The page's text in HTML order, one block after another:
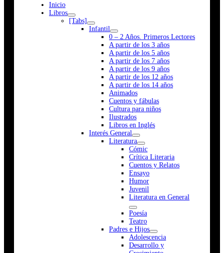
Inicio
Libros
[Tabs]
Infantil
0 – 2 Años. Primeros Lectores
A partir de los 3 años
A partir de los 5 años
A partir de los 7 años
A partir de los 9 años
A partir de los 12 años
A partir de los 14 años
Animados
Cuentos y fábulas
Cultura para niños
Ilustrados
Libros en Inglés
Interés General
Literatura
Cómic
Crítica Literaria
Cuentos y Relatos
Ensayo
Humor
Juvenil
Literatura en General
Poesía
Teatro
Padres e Hijos
Adolescencia
Desarrollo y